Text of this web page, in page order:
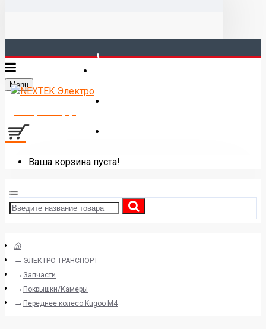
Menu
Ваша корзина пуста!
ЭЛЕКТРО-ТРАНСПОРТ
Запчасти
Покрышки/Камеры
Переднее колесо Kugoo M4